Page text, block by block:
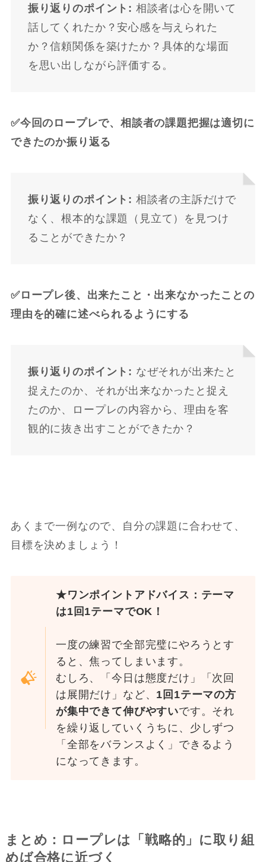
振り返りのポイント: 相談者は心を開いて
話してくれたか？安心感を与えられた
か？信頼関係を築けたか？具体的な場面
を思い出しながら評価する。
✅今回のロープレで、相談者の課題把握は適切に
できたのか振り返る
振り返りのポイント: 相談者の主訴だけで
なく、根本的な課題（見立て）を見つけ
ることができたか？
✅ロープレ後、出来たこと・出来なかったことの
理由を的確に述べられるようにする
振り返りのポイント: なぜそれが出来たと
捉えたのか、それが出来なかったと捉え
たのか、ロープレの内容から、理由を客
観的に抜き出すことができたか？
あくまで一例なので、自分の課題に合わせて、
目標を決めましょう！
★ワンポイントアドバイス：テーマ
は1回1テーマでOK！
一度の練習で全部完璧にやろうとす
ると、焦ってしまいます。
むしろ、「今日は態度だけ」「次回
は展開だけ」など、 1回1テーマの方
が集中できて伸びやすいです。それ
を繰り返していくうちに、少しずつ
「全部をバランスよく」できるよう
になってきます。
まとめ：ロープレは「戦略的」に取り組
めば合格に近づく